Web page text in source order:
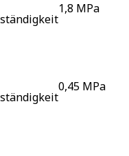
1,8 MPa
0,45 MPa